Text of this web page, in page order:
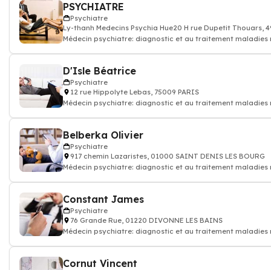
PSYCHIATRE
Psychiatre
Ly-thanh Medecins Psychia Hue20 H rue Dupetit Thouars,
Médecin psychiatre: diagnostic et au traitement maladies
D'Isle Béatrice
Psychiatre
12 rue Hippolyte Lebas, 75009 PARIS
Médecin psychiatre: diagnostic et au traitement maladies
Belberka Olivier
Psychiatre
917 chemin Lazaristes, 01000 SAINT DENIS LES BOURG
Médecin psychiatre: diagnostic et au traitement maladies
Constant James
Psychiatre
76 Grande Rue, 01220 DIVONNE LES BAINS
Médecin psychiatre: diagnostic et au traitement maladies
Cornut Vincent